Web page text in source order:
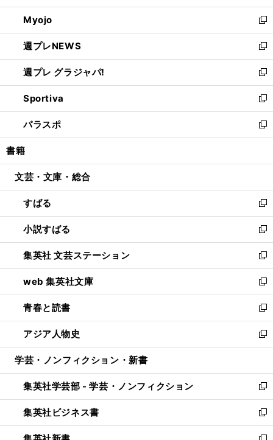
開
く
ウ
で
開
く
ン
ド
ウ
で
開
く
ウ
ィ
ン
ド
ウ
で
開
く
Myojo
新
し
い
ウ
ィ
ン
ド
ウ
で
開
週プレNEWS
新
し
い
ウ
ィ
ン
ド
ウ
開
週プレ グラジャパ!
新
し
い
ウ
ィ
ン
ウ
開
く
Sportiva
新
し
い
ウ
ン
ウ
で
開
く
パラスポ
新
し
ウ
ン
ド
ウ
で
開
く
書籍
文芸・文庫・総合
すばる
新
し
い
ウ
ィ
ン
ド
ウ
で
開
く
小説すばる
新
し
い
ウ
ィ
ン
ド
ウ
で
開
集英社 文芸ステーション
新
し
い
ウ
ィ
ン
ド
ウ
開
く
web 集英社文庫
新
し
い
ウ
ィ
ン
ウ
で
開
く
青春と読書
新
し
い
ウ
ン
ド
ウ
で
開
アジア人物史
新
し
ウ
ィ
ン
ド
ウ
学芸・ノンフィクション・新書
集英社学芸部 - 学芸・ノンフィクション
新
し
い
ウ
集英社ビジネス書
新
し